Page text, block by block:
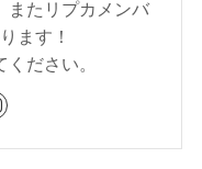
またリプカメンバ
ます！
ださい。